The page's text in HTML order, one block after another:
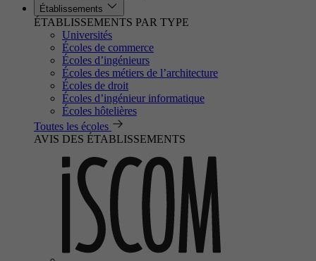
Établissements
ÉTABLISSEMENTS PAR TYPE
Universités
Écoles de commerce
Écoles d’ingénieurs
Écoles des métiers de l’architecture
Écoles de droit
Écoles d’ingénieur informatique
Écoles hôtelières
Toutes les écoles
AVIS DES ÉTABLISSEMENTS